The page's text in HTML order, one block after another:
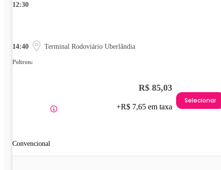
12:30
14:40 Terminal Rodoviário Uberlândia
Poltrona
Convencional
R$ 85,03
+R$ 7,65 em taxa
Selecionar